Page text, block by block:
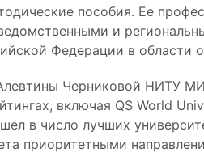
пособия. Ее
и
Федерации в области
Черниковой НИТУ
включая QS World
в число лучших
приоритетными